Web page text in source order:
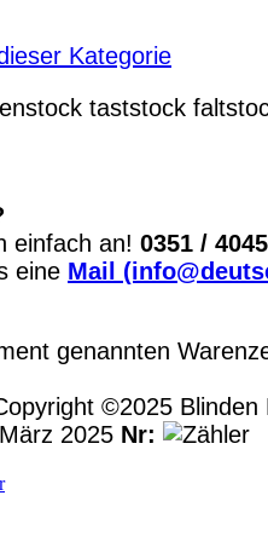
Kategorie
taststock
einfach an! 0351 /
eine Mail
genannten
©2025 Blinden
2025 Nr: